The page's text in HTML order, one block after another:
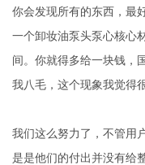
你会发现所有的东西，最
一个卸妆油泵头泵心核心
间。你就得多给一块钱，
我八毛，这个现象我觉得
我们这么努力了，不管用
是是他们的付出并没有给